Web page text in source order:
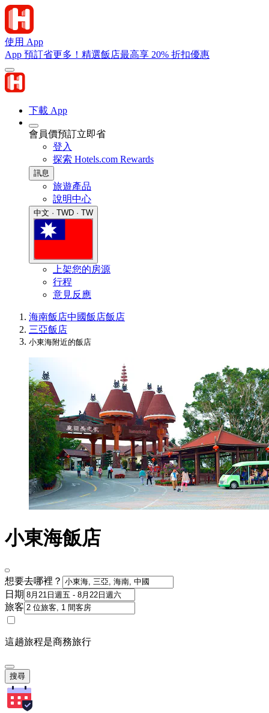
使用 App
App 預訂省更多！精選飯店最高享 20% 折扣優惠
下載 App
會員價預訂立即省
登入
探索 Hotels.com Rewards
訊息
旅遊產品
說明中心
中文 · TWD · TW
上架您的房源
行程
意見反應
海南飯店中國飯店飯店
三亞飯店
小東海附近的飯店
小東海飯店
想要去哪裡？
日期
旅客
這趟旅程是商務旅行
搜尋